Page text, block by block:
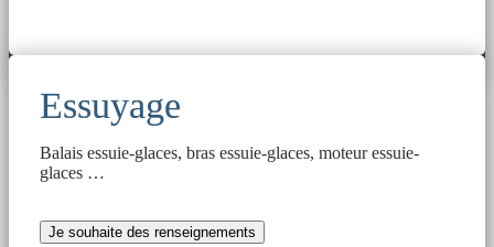
Essuyage
Balais essuie-glaces, bras essuie-glaces, moteur essuie-
glaces …
Je souhaite des renseignements